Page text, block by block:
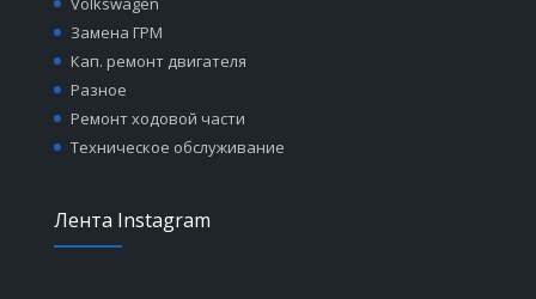
Замена ГРМ
Кап. ремонт двигателя
Разное
Ремонт ходовой части
Техническое обслуживание
Лента Instagram